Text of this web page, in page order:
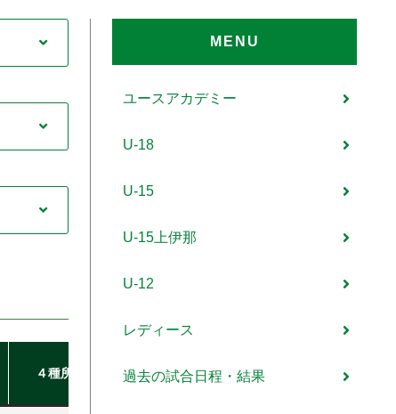
４種所属チーム
サッカースクール出身
MENU
ユースアカデミー
U-18
U-15
U-15上伊那
U-12
レディース
過去の試合日程・結果